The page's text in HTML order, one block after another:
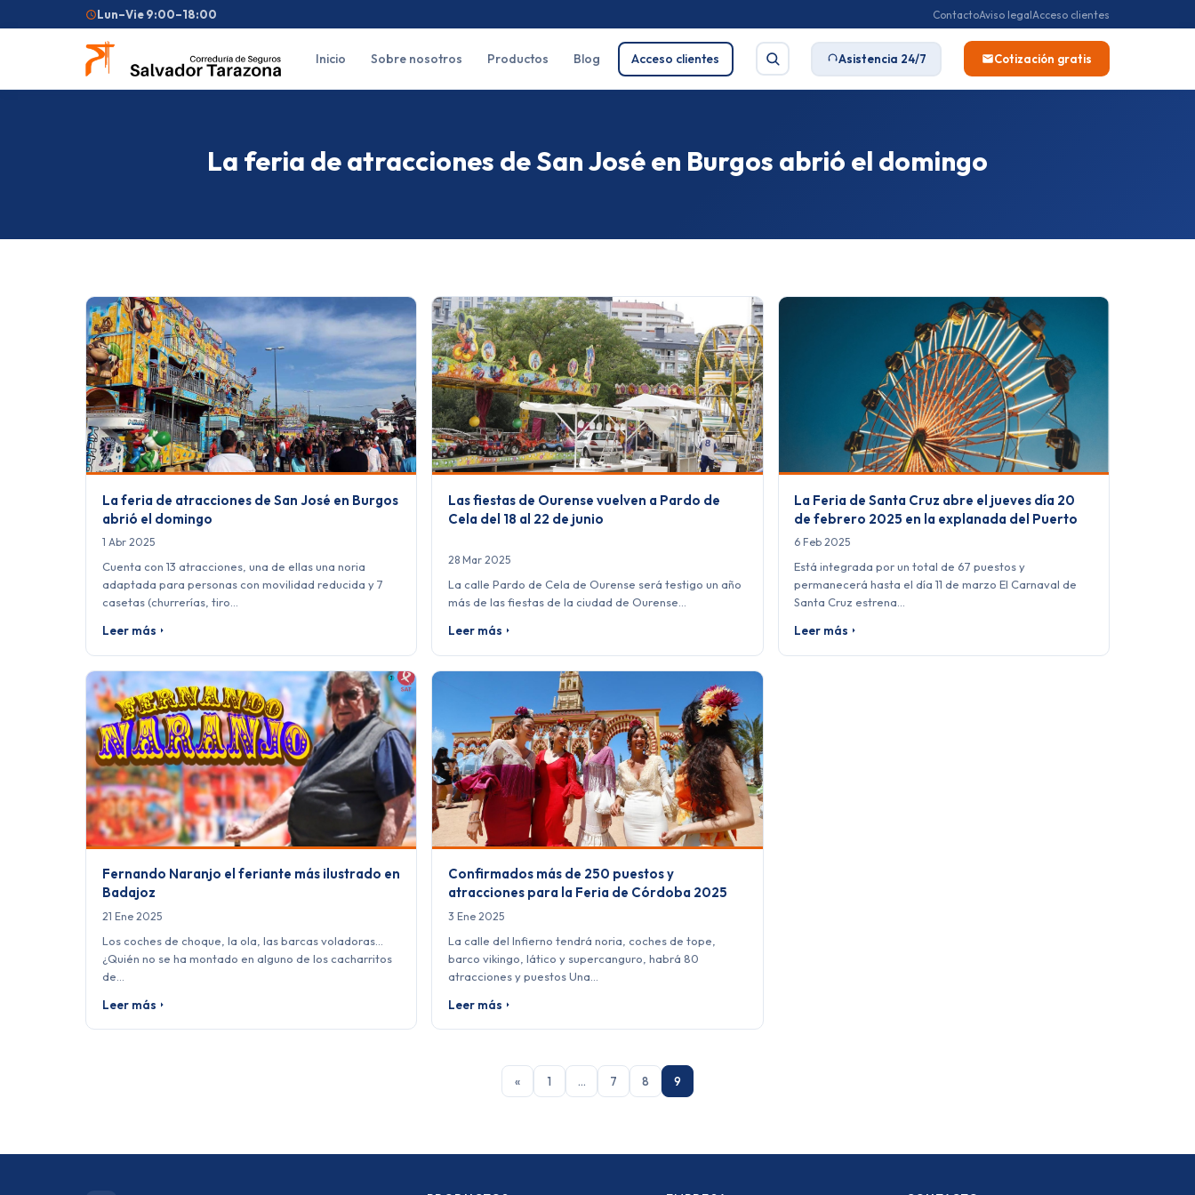
Lun–Vie 9:00–18:00 ContactoAviso legalAcceso clientes
Inicio Sobre nosotros Productos Blog Acceso clientes Asistencia 24/7 Cotización gratis
Búsquedas frecuentes: Seguro de coche Seguro de hogar Seguro de salud
Pirotecnia
La feria de atracciones de San José en Burgos abrió el domingo
La feria de atracciones de San José en Burgos
abrió el domingo
1 Abr 2025
Cuenta con 13 atracciones, una de ellas una noria
adaptada para personas con movilidad reducida y 7
casetas (churrerías, tiro…
Leer más
Las fiestas de Ourense vuelven a Pardo de
Cela del 18 al 22 de junio
28 Mar 2025
La calle Pardo de Cela de Ourense será testigo un año
más de las fiestas de la ciudad de Ourense…
Leer más
La Feria de Santa Cruz abre el jueves día 20
de febrero 2025 en la explanada del Puerto
6 Feb 2025
Está integrada por un total de 67 puestos y
permanecerá hasta el día 11 de marzo El Carnaval de
Santa Cruz estrena…
Leer más
Fernando Naranjo el feriante más ilustrado en
Badajoz
21 Ene 2025
Los coches de choque, la ola, las barcas voladoras…
¿Quién no se ha montado en alguno de los cacharritos
de…
Leer más
Confirmados más de 250 puestos y
atracciones para la Feria de Córdoba 2025
3 Ene 2025
La calle del Infierno tendrá noria, coches de tope,
barco vikingo, lático y supercanguro, habrá 80
atracciones y puestos Una…
Leer más
« 1 … 7 8 9